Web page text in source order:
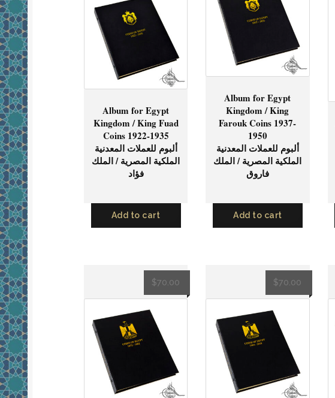
Tunisia
(2)
United Arab Emirates
Yemen
(2)
Album for Egypt
Kingdom / King Fuad
Coins 1922-1935
ألبوم للعملات المعدنية
الملكية المصرية / الملك
فؤاد
Add to cart
Album for Egypt
Kingdom / King
Farouk Coins 1937-
1950
ألبوم للعملات المعدنية
الملكية المصرية / الملك
فاروق
Add to cart
$70.00 $70.00